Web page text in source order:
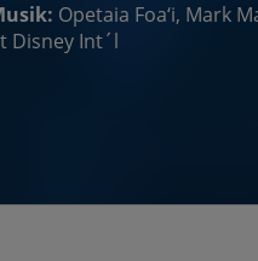
Opetaia Foa‘i, Mark
Disney Int´l